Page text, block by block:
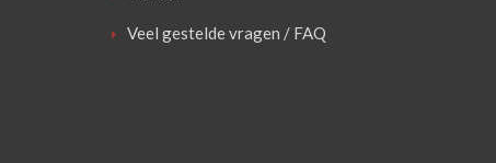
Veel gestelde vragen / FAQ